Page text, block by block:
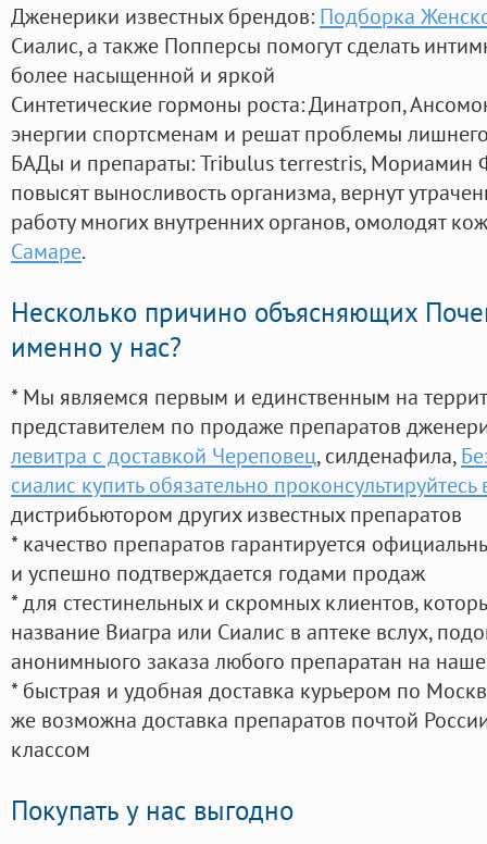
Дженерики известных брендов: Подборка
Сиалис, а также Попперсы помогут сделать
более насыщенной и яркой
Синтетические гормоны роста: Динатроп,
энергии спортсменам и решат проблемы
БАДы и препараты:Tribulus terrestris, Мориамин
повысят выносливость организма, вернут
работу многих внутренних органов, омолодят
Самаре.
Несколько причино объясняющих
именно у нас?
* Мы являемся первым и единственным на
представителем по продаже препаратов
левитра с доставкой Череповец, силденафила,
сиалис купить обязательно
дистрибьютором других известных препаратов
* качество препаратов гарантируется
и успешно подтверждается годами продаж
* для стестинельных и скромных клиентов,
название Виагра или Сиалис в аптеке вслух,
анонимныого заказа любого препаратан на
* быстрая и удобная доставка курьером по
же возможна доставка препаратов почтой
классом
Покупать у нас выгодно